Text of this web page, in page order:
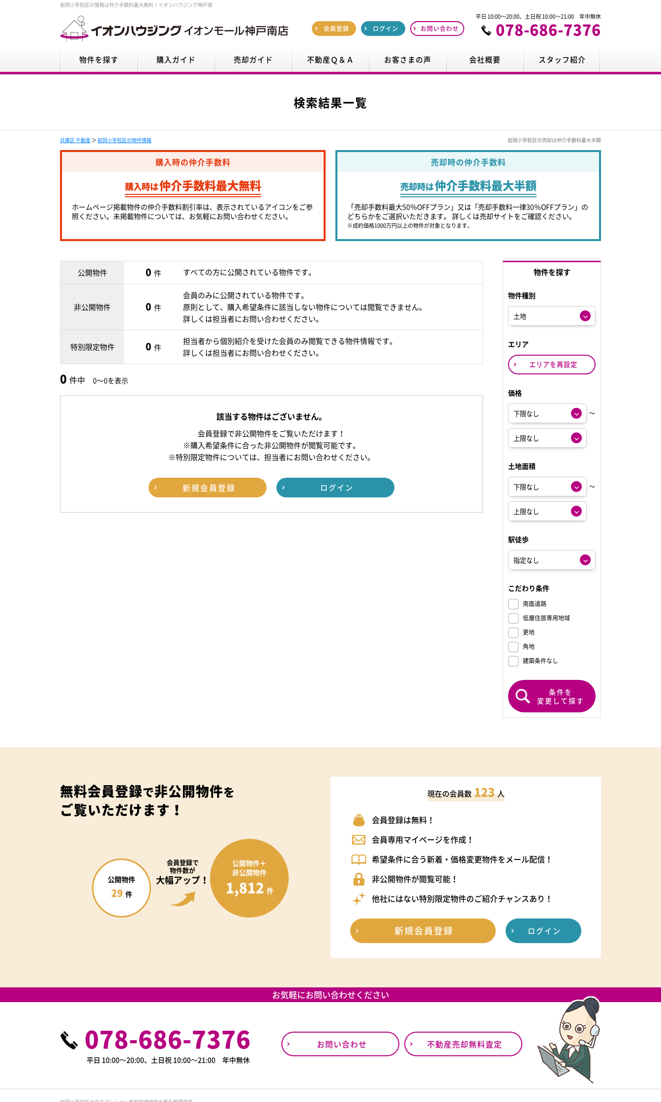
岩岡小学校区の情報は仲介手数料最大無料！イオンハウジング神戸南
会員登録 ログイン お問い合わせ
平日 10:00～20:00、土日祝 10:00～21:00 年中無休
078-686-7376
物件を探す 購入ガイド 売却ガイド 不動産Ｑ＆Ａ お客さまの声 会社概要 スタッフ紹介
検索結果一覧
兵庫区 不動産 ＞ 岩岡小学校区の物件情報 岩岡小学校区の売却は仲介手数料最大半額
購入時の仲介手数料
購入時は仲介手数料最大無料
ホームページ掲載物件の仲介手数料割引率は、表示されているアイコンをご参
照ください。未掲載物件については、お気軽にお問い合わせください。
売却時の仲介手数料
売却時は仲介手数料最大半額
「売却手数料最大50％OFFプラン」又は「売却手数料一律30％OFFプラン」の
どちらかをご選択いただきます。 詳しくは売却サイトをご確認ください。
※成約価格1000万円以上の物件が対象となります。
公開物件 0 件 すべての方に公開されている物件です。
非公開物件 0 件
会員のみに公開されている物件です。
原則として、購入希望条件に該当しない物件については閲覧できません。
詳しくは担当者にお問い合わせください。
特別限定物件 0 件
担当者から個別紹介を受けた会員のみ閲覧できる物件情報です。
詳しくは担当者にお問い合わせください。
0 件中 0～0を表示
該当する物件はございません。
会員登録で非公開物件をご覧いただけます！
※購入希望条件に合った非公開物件が閲覧可能です。
※特別限定物件については、担当者にお問い合わせください。
新規会員登録 ログイン
物件を探す
物件種別
エリア
エリアを再設定
価格
～
土地面積
～
駅徒歩
こだわり条件
南面道路
低層住居専用地域
更地
角地
建築条件なし
条件を
変更して探す
無料会員登録で非公開物件を
ご覧いただけます！
会員登録で
物件数が
大幅アップ！
公開物件
29 件
公開物件＋
非公開物件
1,812 件
現在の会員数 123 人
会員登録は無料！
会員専用マイページを作成！
希望条件に合う新着・価格変更物件をメール配信！
非公開物件が閲覧可能！
他社にはない特別限定物件のご紹介チャンスあり！
新規会員登録 ログイン
お気軽にお問い合わせください
078-686-7376
平日 10:00～20:00、土日祝 10:00～21:00 年中無休
お問い合わせ 不動産売却無料査定